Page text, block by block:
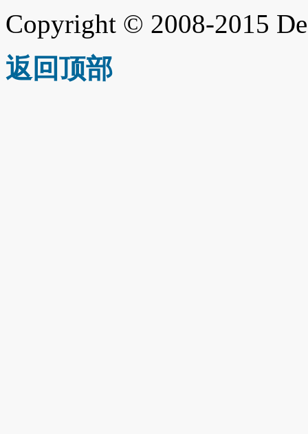
Copyright © 2008-2015
返回顶部